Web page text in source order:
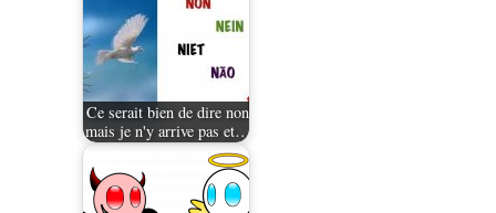
Ce serait bien de dire non
mais je n'y arrive pas et…